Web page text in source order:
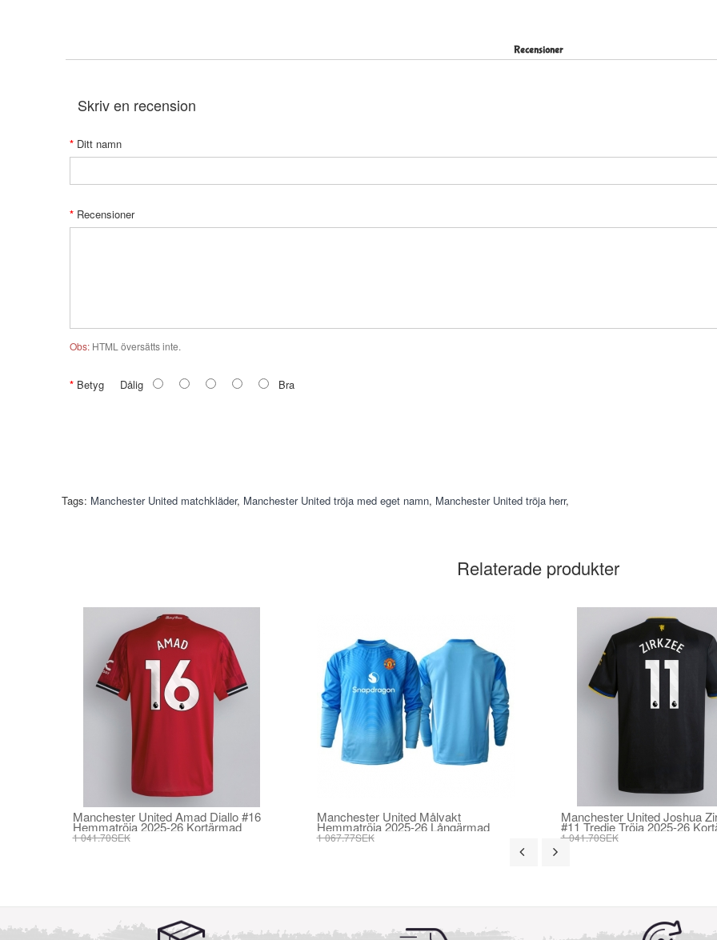
Recensioner
Skriv en recension
Ditt namn
Recensioner
Obs: HTML översätts inte.
Betyg Dålig Bra
Tags: Manchester United matchkläder, Manchester United tröja med eget namn, Manchester United tröja herr,
Relaterade produkter
Manchester United Amad Diallo #16
Hemmatröja 2025-26 Kortärmad
1 041.70SEK
Manchester United Målvakt
Hemmatröja 2025-26 Långärmad
1 067.77SEK
Manchester United Joshua
#11 Tredje Tröja 2025-26
1 041.70SEK